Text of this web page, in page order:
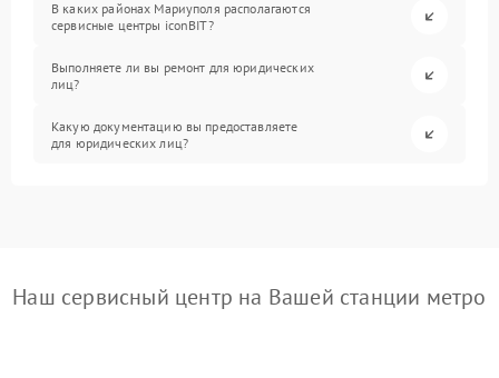
В каких районах Мариуполя располагаются
сервисные центры iconBIT?
Выполняете ли вы ремонт для юридических
лиц?
Какую документацию вы предоставляете
для юридических лиц?
Наш сервисный центр на Вашей станции метро